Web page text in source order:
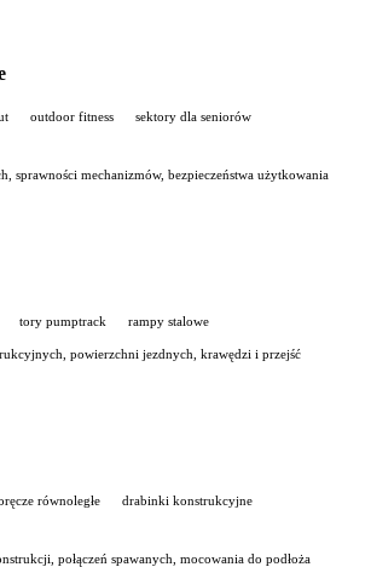
outdoor fitness
sektory dla seniorów
sprawności mechanizmów, bezpieczeństwa użytkowania
tory pumptrack rampy stalowe
powierzchni jezdnych, krawędzi i przejść
równoległe
drabinki konstrukcyjne
połączeń spawanych, mocowania do podłoża